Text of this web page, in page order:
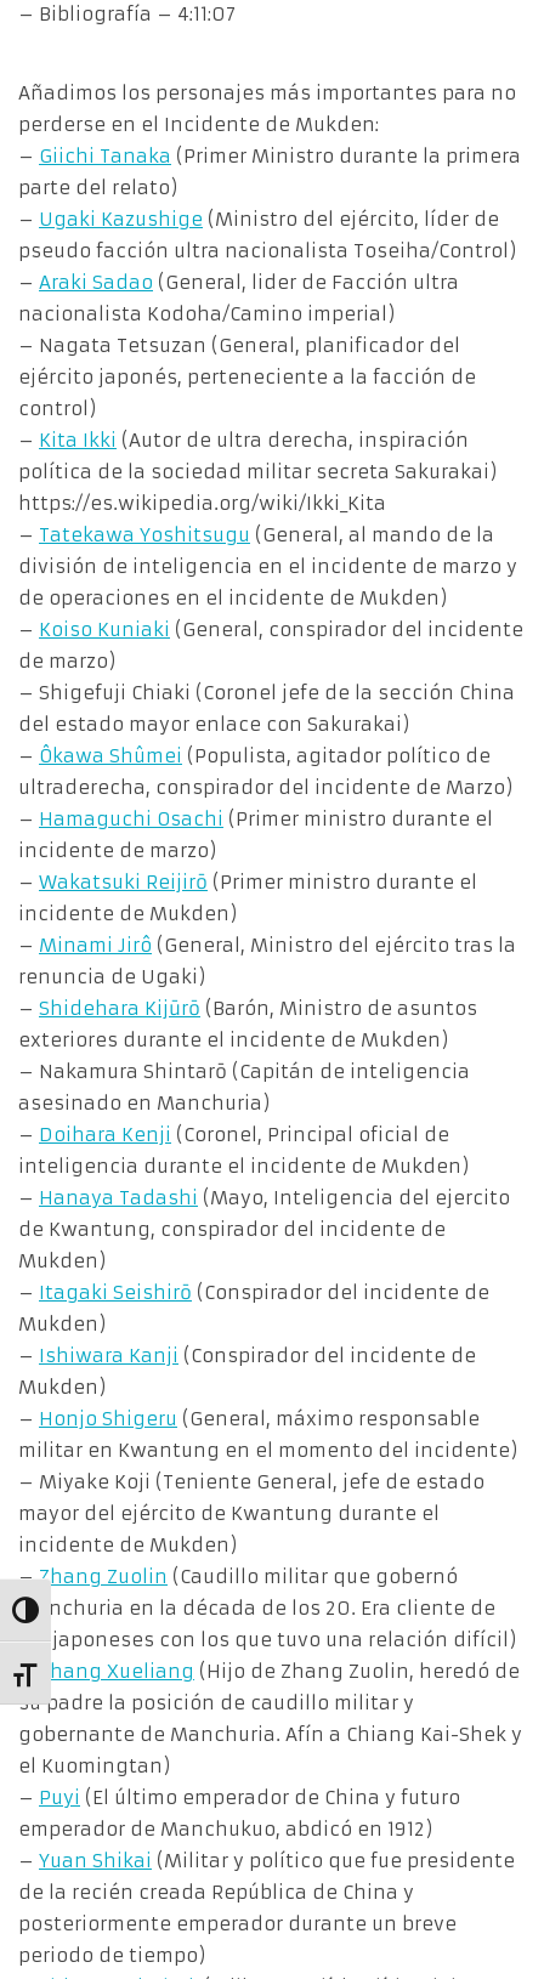
Alternar alto contraste
Alternar tamaño de letra
– Bibliografía – 4:11:07
Añadimos los personajes más importantes para no
perderse en el Incidente de Mukden:
– Giichi Tanaka (Primer Ministro durante la primera
parte del relato)
– Ugaki Kazushige (Ministro del ejército, líder de
pseudo facción ultra nacionalista Toseiha/Control)
– Araki Sadao (General, lider de Facción ultra
nacionalista Kodoha/Camino imperial)
– Nagata Tetsuzan (General, planificador del
ejército japonés, perteneciente a la facción de
control)
– Kita Ikki (Autor de ultra derecha, inspiración
política de la sociedad militar secreta Sakurakai)
https://es.wikipedia.org/wiki/Ikki_Kita
– Tatekawa Yoshitsugu (General, al mando de la
división de inteligencia en el incidente de marzo y
de operaciones en el incidente de Mukden)
– Koiso Kuniaki (General, conspirador del incidente
de marzo)
– Shigefuji Chiaki (Coronel jefe de la sección China
del estado mayor enlace con Sakurakai)
– Ôkawa Shûmei (Populista, agitador político de
ultraderecha, conspirador del incidente de Marzo)
– Hamaguchi Osachi (Primer ministro durante el
incidente de marzo)
– Wakatsuki Reijirō (Primer ministro durante el
incidente de Mukden)
– Minami Jirô (General, Ministro del ejército tras la
renuncia de Ugaki)
– Shidehara Kijūrō (Barón, Ministro de asuntos
exteriores durante el incidente de Mukden)
– Nakamura Shintarō (Capitán de inteligencia
asesinado en Manchuria)
– Doihara Kenji (Coronel, Principal oficial de
inteligencia durante el incidente de Mukden)
– Hanaya Tadashi (Mayo, Inteligencia del ejercito
de Kwantung, conspirador del incidente de
Mukden)
– Itagaki Seishirō (Conspirador del incidente de
Mukden)
– Ishiwara Kanji (Conspirador del incidente de
Mukden)
– Honjo Shigeru (General, máximo responsable
militar en Kwantung en el momento del incidente)
– Miyake Koji (Teniente General, jefe de estado
mayor del ejército de Kwantung durante el
incidente de Mukden)
–Zhang Zuolin (Caudillo militar que gobernó
Manchuria en la década de los 20. Era cliente de
los japoneses con los que tuvo una relación difícil)
– Zhang Xueliang (Hijo de Zhang Zuolin, heredó de
su padre la posición de caudillo militar y
gobernante de Manchuria. Afín a Chiang Kai-Shek y
el Kuomingtan)
– Puyi (El último emperador de China y futuro
emperador de Manchukuo, abdicó en 1912)
– Yuan Shikai (Militar y político que fue presidente
de la recién creada República de China y
posteriormente emperador durante un breve
periodo de tiempo)